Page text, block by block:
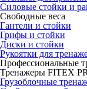
Силовые стойки и
Свободные веса
Гантели и стойки
Грифы и стойки
Диски и стойки
Рукоятки для
Профессиональные
Тренажеры FITEX
Грузоблочные